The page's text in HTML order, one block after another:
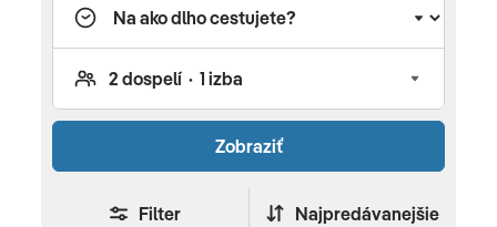
pobrežie, Sveti Vlas, Elenite, Varna, Pomorie a
by ste mali navštíviť pri objavovaní Bulharska, patrí
dedičstvu UNESCO, stredoveké mestečko Veliko
Tarnovo a najväčšiu katedrálu Alexandra
Nevského. Pre detailné informácie o destinácii,
počasí, dôležitých kontaktoch a iných
Zobraziť
Filter Najpredávanejšie